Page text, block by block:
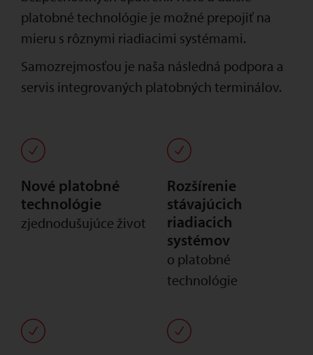
platobné technológie je možné prepojiť na
mieru s rôznymi riadiacimi systémami.
Samozrejmosťou je naša následná podpora a
servis integrovaných platobných terminálov.
Nové platobné
technológie
zjednodušujúce život
Rozšírenie
stávajúcich
riadiacich
systémov
o platobné
technológie